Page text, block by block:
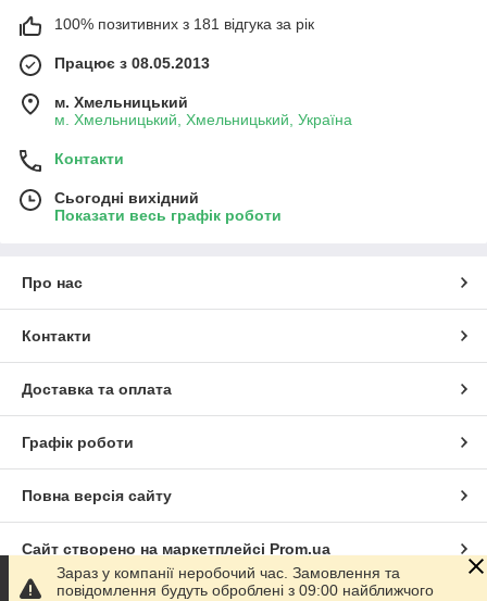
100% позитивних з 181 відгука за рік
Працює з 08.05.2013
м. Хмельницький
м. Хмельницький, Хмельницький, Україна
Контакти
Сьогодні вихідний
Показати весь графік роботи
Про нас
Контакти
Доставка та оплата
Графік роботи
Повна версія сайту
Сайт створено на маркетплейсі Prom.ua
Зараз у компанії неробочий час. Замовлення та
повідомлення будуть оброблені з 09:00 найближчого